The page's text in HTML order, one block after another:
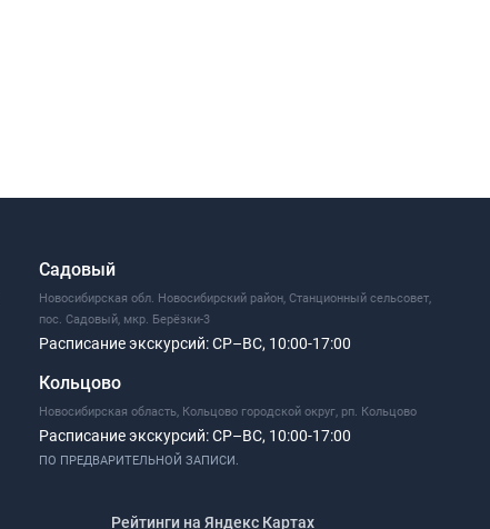
Садовый
Новосибирская обл. Новосибирский район, Станционный сельсовет,
пос. Садовый, мкр. Берёзки-3
Расписание экскурсий:СР–ВС, 10:00-17:00
Кольцово
Новосибирская область, Кольцово городской округ, рп. Кольцово
Расписание экскурсий:СР–ВС, 10:00-17:00
ПО ПРЕДВАРИТЕЛЬНОЙ ЗАПИСИ.
Рейтинги на Яндекс Картах